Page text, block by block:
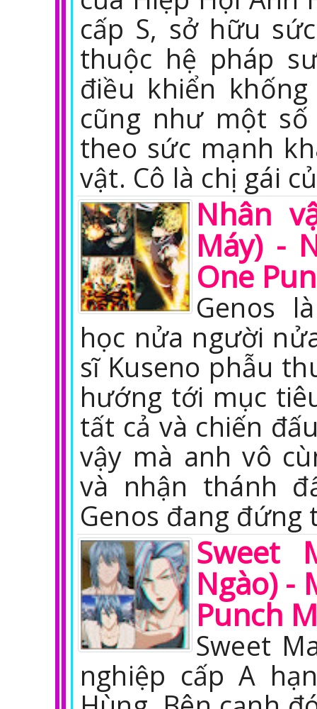
cấp S, sở hữu
thuộc hệ pháp
điều khiển
cũng như một
theo sức mạnh
vật. Cô là chị gái
Nhân
Máy) -
One
Genos
học nửa người
sĩ Kuseno phẫu
hướng tới mục
tất cả và chiến
vậy mà anh vô
và nhận thánh
Genos đang
Sweet
Ngào) -
Punch
Sweet
nghiệp cấp A